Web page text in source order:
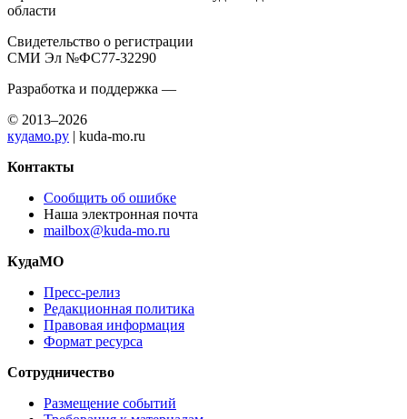
области
Свидетельство о регистрации
СМИ Эл №ФС77-32290
Разработка и поддержка —
© 2013–2026
кудамо.ру | kuda-mo.ru
Контакты
Сообщить об ошибке
Наша электронная почта
mailbox@kuda-mo.ru
КудаМО
Пресс-релиз
Редакционная политика
Правовая информация
Формат ресурса
Сотрудничество
Размещение событий